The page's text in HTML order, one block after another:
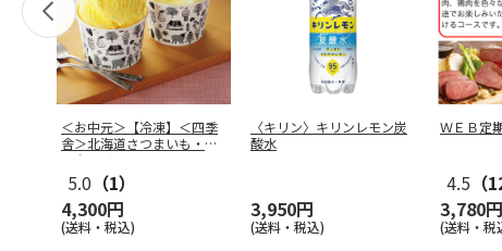
＜お中元＞【冷凍】＜四季
舎＞北海道さつまいも・ミ
ルクアイス
5.0 （1）
4,300円
(送料・税込)
〈キリン〉キリンレモン炭
酸水
3,950円
(送料・税込)
ＷＥＢ定
4.5 （
3,780円
(送料・税